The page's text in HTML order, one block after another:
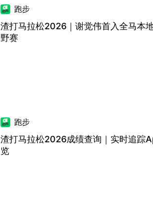
跑步
渣打马拉松2026｜谢觉伟首入全马本
野赛
跑步
渣打马拉松2026成绩查询｜实时追
览